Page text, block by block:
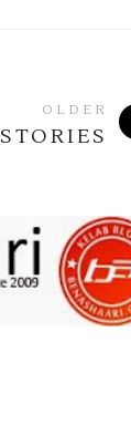
OLDER
STORIES